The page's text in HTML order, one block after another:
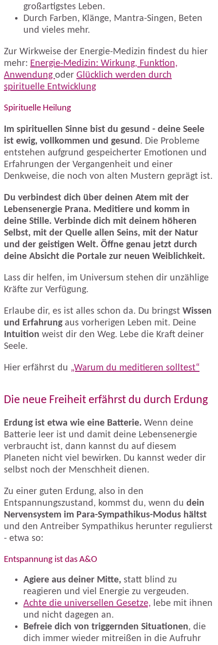
großartigstes Leben.
Durch Farben, Klänge, Mantra-Singen, Beten
und vieles mehr.
Zur Wirkweise der Energie-Medizin findest du hier
mehr: Energie-Medizin: Wirkung, Funktion,
Anwendung oder Glücklich werden durch
spirituelle Entwicklung
Spirituelle Heilung
Im spirituellen Sinne bist du gesund - deine Seele
ist ewig, vollkommen und gesund . Die Probleme
entstehen aufgrund gespeicherter Emotionen und
Erfahrungen der Vergangenheit und einer
Denkweise, die noch von alten Mustern geprägt ist.
Du verbindest dich über deinen Atem mit der
Lebensenergie Prana. Meditiere und komm in
deine Stille. Verbinde dich mit deinem höheren
Selbst, mit der Quelle allen Seins, mit der Natur
und der geistigen Welt. Öffne genau jetzt durch
deine Absicht die Portale zur neuen Weiblichkeit.
Lass dir helfen, im Universum stehen dir unzählige
Kräfte zur Verfügung.
Erlaube dir, es ist alles schon da. Du bringst Wissen
und Erfahrungaus vorherigen Leben mit. Deine
Intuition weist dir den Weg. Lebe die Kraft deiner
Seele.
Hier erfährst du „Warum du meditieren solltest“
Die neue Freiheit erfährst du durch Erdung
Erdung ist etwa wie eine Batterie. Wenn deine
Batterie leer ist und damit deine Lebensenergie
verbraucht ist, dann kannst du auf diesem
Planeten nicht viel bewirken. Du kannst weder dir
selbst noch der Menschheit dienen.
Zu einer guten Erdung, also in den
Entspannungszustand, kommst du, wenn du dein
Nervensystem im Para-Sympathikus-Modus hältst
und den Antreiber Sympathikus herunter regulierst
- etwa so:
Entspannung ist das A&O
Agiere aus deiner Mitte, statt blind zu
reagieren und viel Energie zu vergeuden.
Achte die universellen Gesetze, lebe mit ihnen
und nicht dagegen an.
Befreie dich von triggernden Situationen, die
dich immer wieder mitreißen in die Aufruhr